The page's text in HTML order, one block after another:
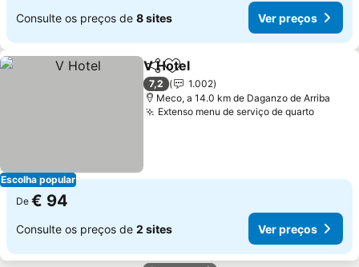
Consulte os preços de 8 sites Ver preços
Escolha popular
PartilharAdicionar aos favoritos
V Hotel
7,2
1.002
Meco, a 14.0 km de Daganzo de Arriba
Extenso menu de serviço de quartoVer
De € 94
Consulte os preços de 2 sites Ver preços